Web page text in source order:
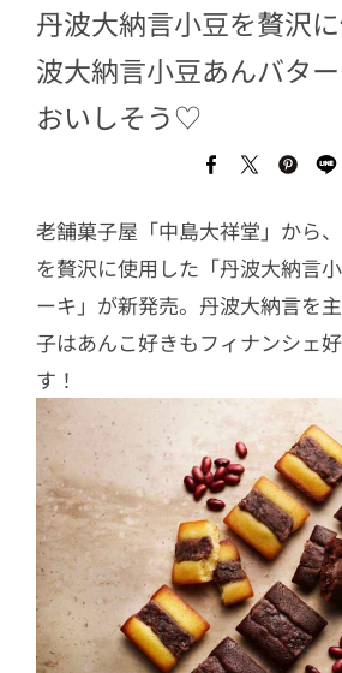
丹波大納言小豆を贅沢
波大納言小豆あんバタ
おいしそう♡
老舗菓子屋「中島大祥堂」から
を贅沢に使用した「丹波大納言
ーキ」が新発売。丹波大納言を
子はあんこ好きもフィナンシェ
す！